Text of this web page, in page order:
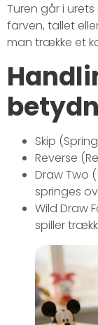
Turen går i
farven, tallet
man trække et
Skip
Reverse
Draw Two
springes
Wild Draw
spiller